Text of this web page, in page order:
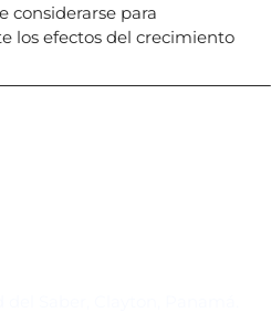
considerarse para
los efectos del crecimiento